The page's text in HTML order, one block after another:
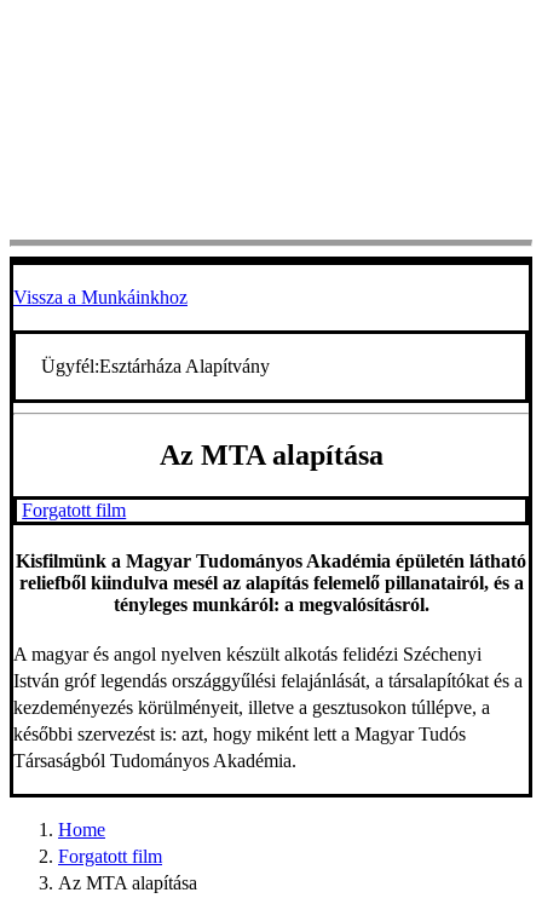
Vissza a Munkáinkhoz
Ügyfél:Esztárháza Alapítvány
Az MTA alapítása
Forgatott film
Kisfilmünk a Magyar Tudományos Akadémia épületén látható
reliefből kiindulva mesél az alapítás felemelő pillanatairól, és a
tényleges munkáról: a megvalósításról.
A magyar és angol nyelven készült alkotás felidézi Széchenyi
István gróf legendás országgyűlési felajánlását, a társalapítókat és a
kezdeményezés körülményeit, illetve a gesztusokon túllépve, a
későbbi szervezést is: azt, hogy miként lett a Magyar Tudós
Társaságból Tudományos Akadémia.
Home
Forgatott film
Az MTA alapítása